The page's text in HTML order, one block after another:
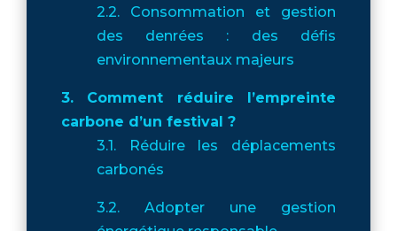
2.2. Consommation et gestion
des denrées : des défis
environnementaux majeurs
3. Comment réduire l’empreinte
carbone d’un festival ?
3.1. Réduire les déplacements
carbonés
3.2. Adopter une gestion